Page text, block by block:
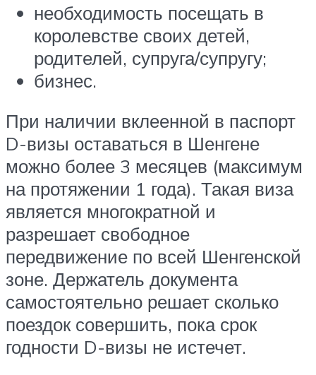
необходимость посещать в
королевстве своих детей,
родителей, супруга/супругу;
бизнес.
При наличии вклеенной в паспорт
D-визы оставаться в Шенгене
можно более 3 месяцев (максимум
на протяжении 1 года). Такая виза
является многократной и
разрешает свободное
передвижение по всей Шенгенской
зоне. Держатель документа
самостоятельно решает сколько
поездок совершить, пока срок
годности D-визы не истечет.